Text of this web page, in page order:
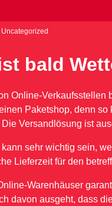
Uncategorized
bald
Online-Verkaufsstellen
Paketshop, denn
Die Versandlösung ist
sehr wichtig sein,
Lieferzeit für den
Warenhäuser
davon ausgeht, dass